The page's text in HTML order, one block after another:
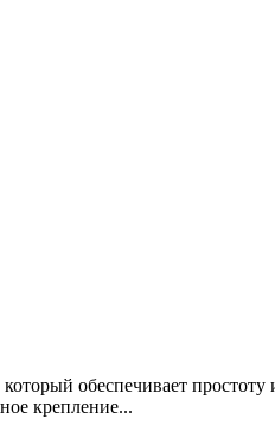
обеспечивает
крепление...